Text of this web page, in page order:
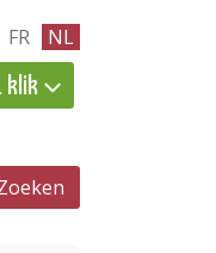
FR NL
klik